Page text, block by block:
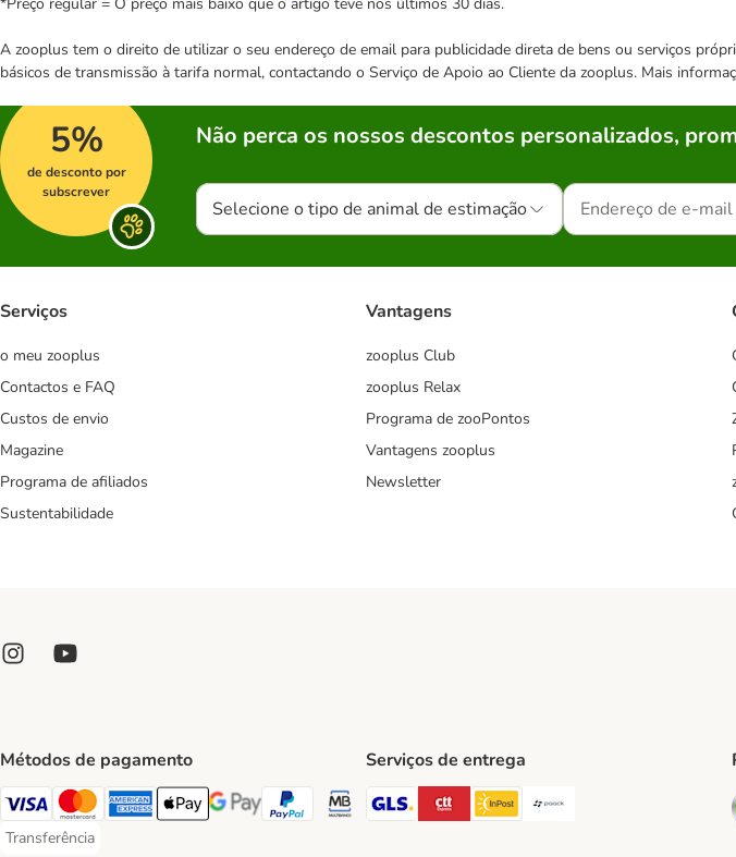
A zooplus tem o direito de utilizar o seu endereço de email para publicidade direta de bens ou serviços
básicos de transmissão à tarifa normal, contactando o Serviço de Apoio ao Cliente da zooplus. Mais
5%
de desconto por
subscrever
Não perca os nossos descontos personalizados,
Selecione o tipo de animal de estimação
Serviços
o meu zooplus
Contactos e FAQ
Custos de envio
Magazine
Programa de afiliados
Sustentabilidade
Vantagens
zooplus Club
zooplus Relax
Programa de zooPontos
Vantagens zooplus
Newsletter
Métodos de pagamento
Visa Payment Method
Mastercard Payment Method
American Express Payment Method
Apple Pay Payment Method
Google Pay Payment Method
PayPal Payment Method
Multibanco Payment Method
Transferência
Transferência Payment Method
Serviços de entrega
GLS Shipping Method
CTTExpress Shipping Method
InPost Shipping Method
Paack Shipping Method